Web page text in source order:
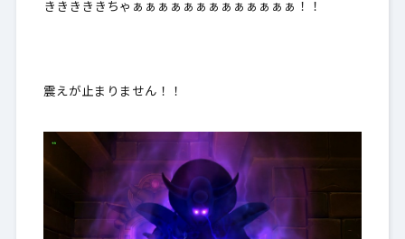
きききききちゃぁぁぁぁぁぁぁぁぁぁぁぁぁ！！
震えが止まりません！！